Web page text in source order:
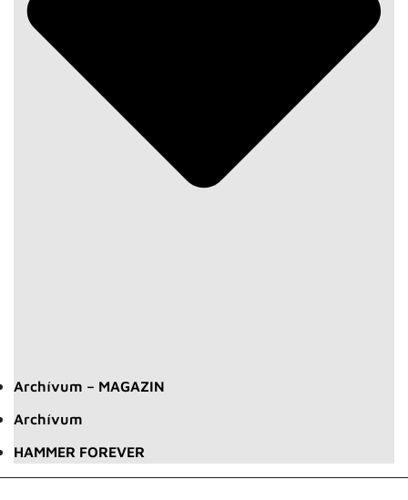
Archívum – MAGAZIN
Archívum
HAMMER FOREVER